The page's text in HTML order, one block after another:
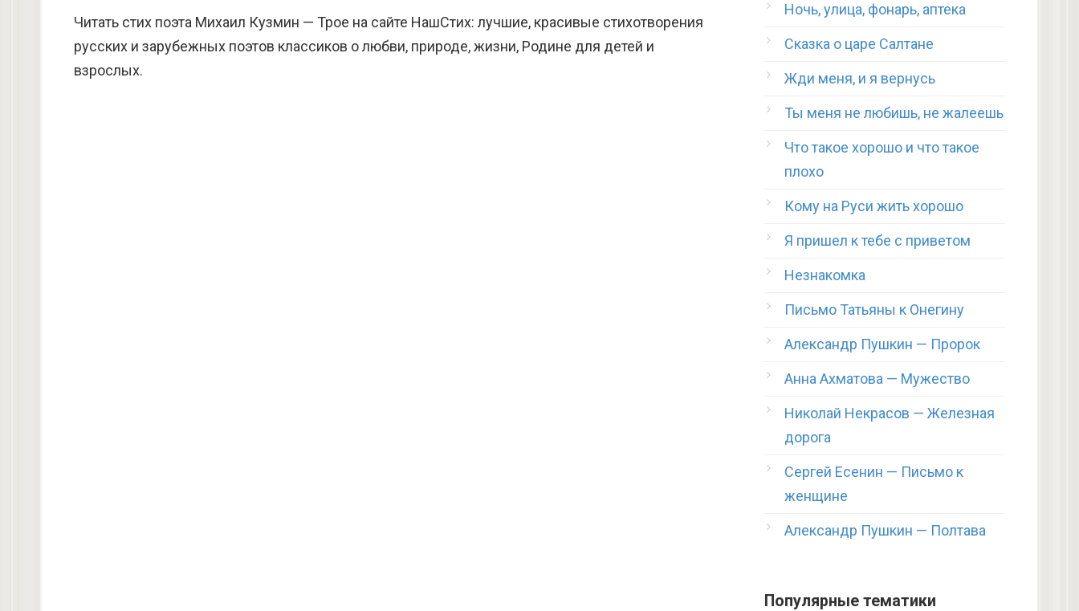
Читать стих поэта Михаил Кузмин — Трое на сайте НашСтих: лучшие, красивые стихотворения
русских и зарубежных поэтов классиков о любви, природе, жизни, Родине для детей и
взрослых.
Ночь, улица, фонарь, аптека
Сказка о царе Салтане
Жди меня, и я вернусь
Ты меня не любишь, не жалеешь
Что такое хорошо и что такое
плохо
Кому на Руси жить хорошо
Я пришел к тебе с приветом
Незнакомка
Письмо Татьяны к Онегину
Александр Пушкин — Пророк
Анна Ахматова — Мужество
Николай Некрасов — Железная
дорога
Сергей Есенин — Письмо к
женщине
Александр Пушкин — Полтава
Популярные тематики